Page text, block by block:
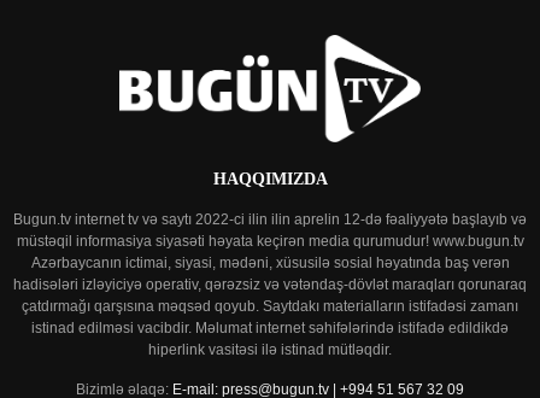
HAQQIMIZDA
Bugun.tv internet tv və saytı 2022-ci ilin ilin aprelin 12-də fəaliyyətə başlayıb və
müstəqil informasiya siyasəti həyata keçirən media qurumudur! www.bugun.tv
Azərbaycanın ictimai, siyasi, mədəni, xüsusilə sosial həyatında baş verən
hadisələri izləyiciyə operativ, qərəzsiz və vətəndaş-dövlət maraqları qorunaraq
çatdırmağı qarşısına məqsəd qoyub. Saytdakı materialların istifadəsi zamanı
istinad edilməsi vacibdir. Məlumat internet səhifələrində istifadə edildikdə
hiperlink vasitəsi ilə istinad mütləqdir.
Bizimlə əlaqə: E-mail: press@bugun.tv | +994 51 567 32 09